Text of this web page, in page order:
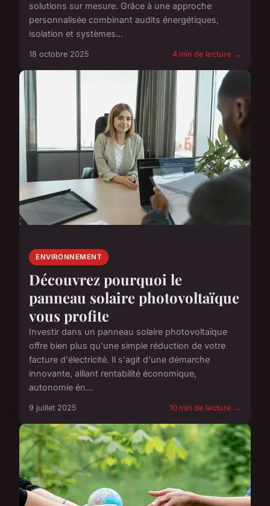
solutions sur mesure. Grâce à une approche
personnalisée combinant audits énergétiques,
isolation et systèmes...
18 octobre 2025 4 min de lecture →
ENVIRONNEMENT
Découvrez pourquoi le
panneau solaire photovoltaïque
vous profite
Investir dans un panneau solaire photovoltaïque
offre bien plus qu'une simple réduction de votre
facture d'électricité. Il s'agit d'une démarche
innovante, alliant rentabilité économique,
autonomie én...
9 juillet 2025 10 min de lecture →